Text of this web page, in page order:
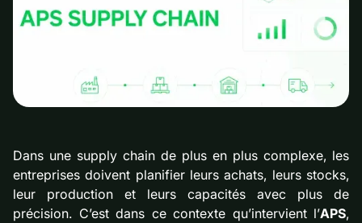
Dans une supply chain de plus en plus complexe, les
entreprises doivent planifier leurs achats, leurs stocks,
leur production et leurs capacités avec plus de
précision. C’est dans ce contexte qu’intervient l’APS,